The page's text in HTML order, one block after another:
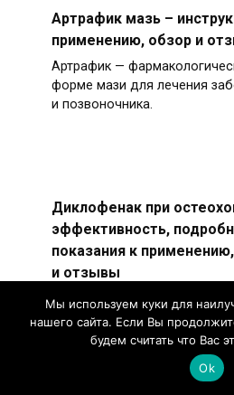
Артрафик мазь –
применению, обзор и
Артрафик —
форме мази для лечения
и позвоночника.
Диклофенак при
эффективность,
показания к
и отзывы
Остеохондроз относится к
патологиям, протекающим
дегенеративных изменений
Мы используем куки для
нашего сайта. Если Вы
будем считать что Вас
Ok